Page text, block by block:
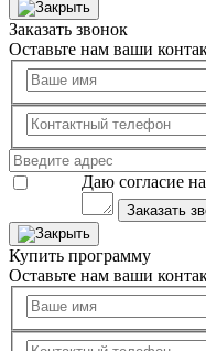
Заказать звонок
Оставьте нам ваши
Даю согласие
Заказать
Купить программу
Оставьте нам ваши